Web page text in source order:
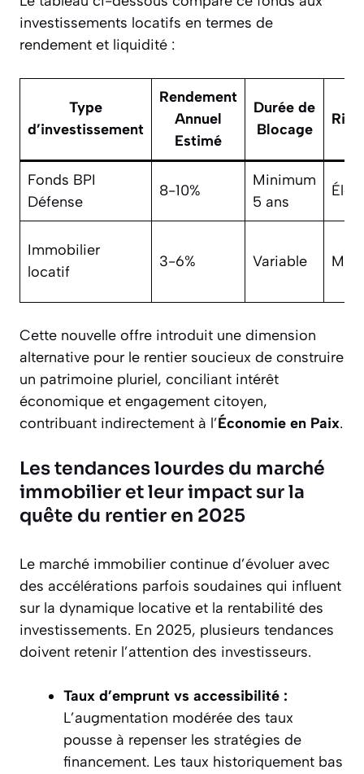
investissements locatifs en termes de
rendement et liquidité :
Type
d’investissement
Rendement
Annuel
Estimé
Durée de
Blocage
Fonds BPI
Défense
8-10%
Minimum
5 ans
Immobilier
locatif
3-6% Variable
Cette nouvelle offre introduit une dimension
alternative pour le rentier soucieux de construire
un patrimoine pluriel, conciliant intérêt
économique et engagement citoyen,
contribuant indirectement à l’Économie en Paix.
Les tendances lourdes du marché
immobilier et leur impact sur la
quête du rentier en 2025
Le marché immobilier continue d’évoluer avec
des accélérations parfois soudaines qui influent
sur la dynamique locative et la rentabilité des
investissements. En 2025, plusieurs tendances
doivent retenir l’attention des investisseurs.
Taux d’emprunt vs accessibilité :
L’augmentation modérée des taux
pousse à repenser les stratégies de
financement. Les taux historiquement bas